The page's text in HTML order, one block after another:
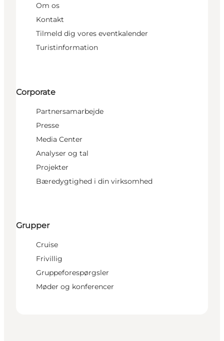
Om os
Kontakt
Tilmeld dig vores eventkalender
Turistinformation
Corporate
Partnersamarbejde
Presse
Media Center
Analyser og tal
Projekter
Bæredygtighed i din virksomhed
Grupper
Cruise
Frivillig
Gruppeforespørgsler
Møder og konferencer